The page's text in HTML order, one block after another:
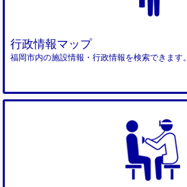
行政情報マップ
福岡市内の施設情報・行政情報を検索できます。